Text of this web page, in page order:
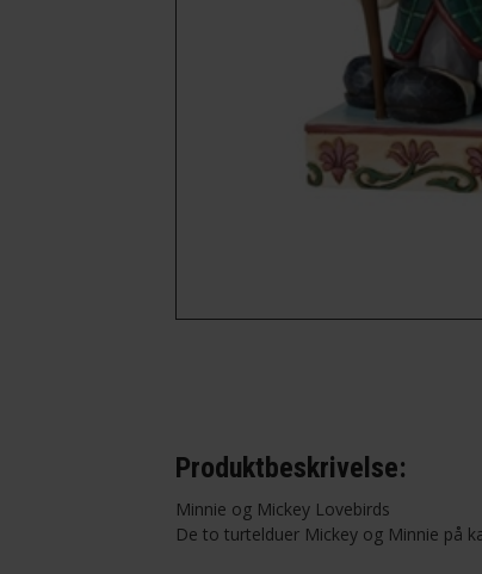
-Ingeniør
-Lærer
Produktbeskrivelse:
Minnie og Mickey Lovebirds
De to turtelduer Mickey og Minnie på